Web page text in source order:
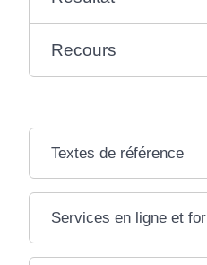
Recours
Textes de référence
Services en ligne et